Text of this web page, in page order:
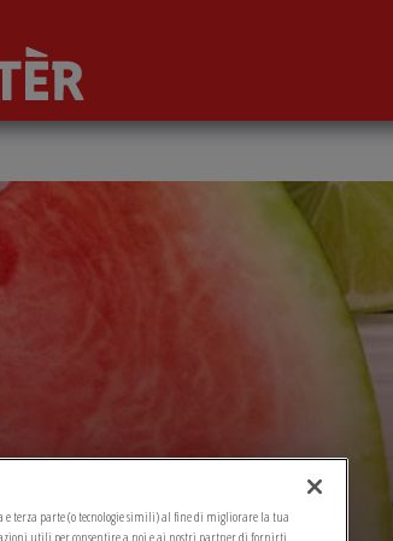
terza parte (o tecnologie simili) al fine di migliorare la tua
utili per consentire a noi e ai nostri partner di fornirti